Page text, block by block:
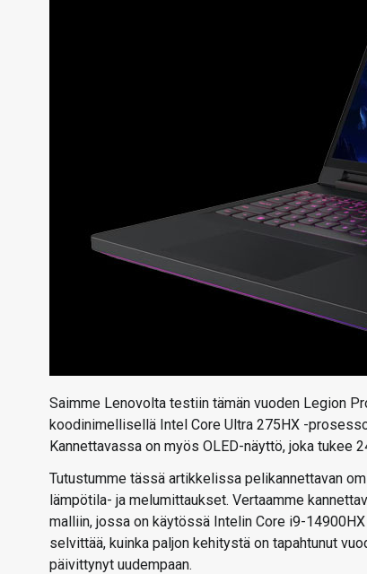
Saimme Lenovolta testiin tämän vuoden Legion
koodinimellisellä Intel Core Ultra 275HX -
Kannettavassa on myös OLED-näyttö, joka tukee
Tutustumme tässä artikkelissa pelikannettavan
lämpötila- ja melumittaukset. Vertaamme
malliin, jossa on käytössä Intelin Core i9-
selvittää, kuinka paljon kehitystä on tapahtunut
päivittynyt uudempaan.